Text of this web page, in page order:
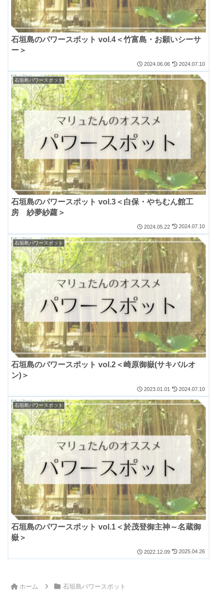
石垣島のパワースポット vol.4＜竹富島・お願いシーサ
ー＞
2024.06.06 2024.07.10
石垣島パワースポット
石垣島のパワースポット vol.3＜白保・やちむん館工
房 紗夢紗蘿＞
2024.05.22 2024.07.10
石垣島パワースポット
石垣島のパワースポット vol.2＜崎原御嶽(サキバルオ
ン)＞
2023.01.01 2024.07.10
石垣島パワースポット
石垣島のパワースポット vol.1＜於茂登御主神～名蔵御
嶽＞
2022.12.09 2025.04.26
ホーム 石垣島パワースポット